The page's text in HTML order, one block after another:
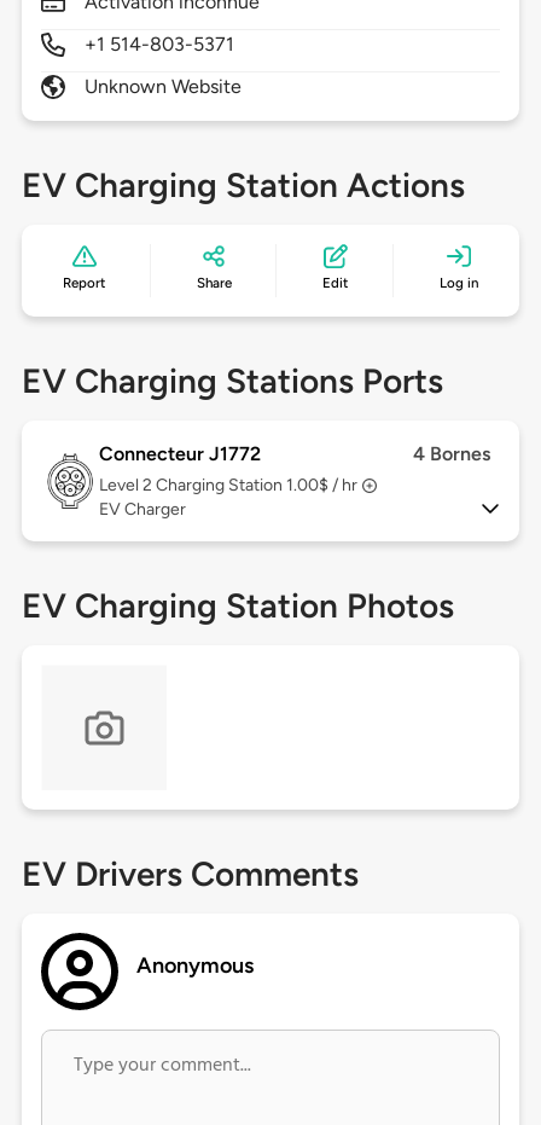
+1 514-803-5371
Unknown Website
EV Charging Station Actions
Report Share Edit Log in
EV Charging Stations Ports
Connecteur J1772 4 Bornes
Level 2 Charging Station 1.00$ / hr
EV Charger
EV Charging Station Photos
EV Drivers Comments
Anonymous